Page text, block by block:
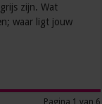
zijn. Wat
waar ligt jouw
Pagina 1 van 6